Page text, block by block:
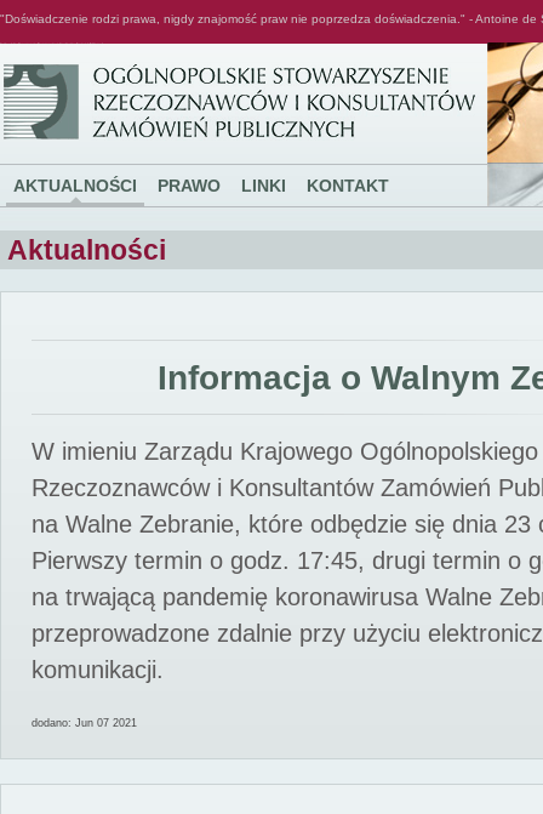
"Doświadczenie rodzi prawa, nigdy znajomość praw nie poprzedza doświadczenia." - Antoine de
AKTUALNOŚCI PRAWO LINKI KONTAKT
Aktualności
Informacja o Walnym
W imieniu Zarządu Krajowego
Rzeczoznawców i Konsultantów Zamówień
na Walne Zebranie, które odbędzie się dnia 23
Pierwszy termin o godz. 17:45, drugi termin o
na trwającą pandemię koronawirusa Walne
przeprowadzone zdalnie przy użyciu
komunikacji.
dodano: Jun 07 2021